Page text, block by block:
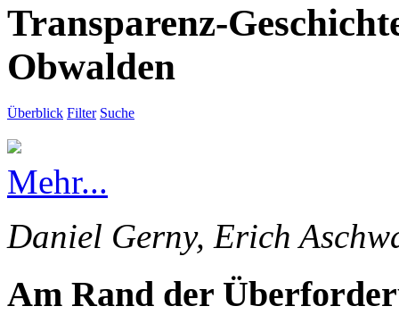
Transparenz-
Obwalden
Überblick Filter Suche
Mehr...
Daniel Gerny, Erich
Am Rand der